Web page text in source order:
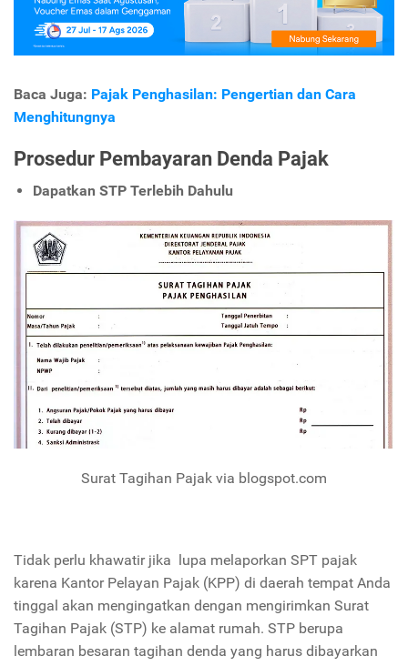
Baca Juga: Pajak Penghasilan: Pengertian dan Cara
Menghitungnya
Prosedur Pembayaran Denda Pajak
Dapatkan STP Terlebih Dahulu
Surat Tagihan Pajak via blogspot.com
Tidak perlu khawatir jika lupa melaporkan SPT pajak
karena Kantor Pelayan Pajak (KPP) di daerah tempat Anda
tinggal akan mengingatkan dengan mengirimkan Surat
Tagihan Pajak (STP) ke alamat rumah. STP berupa
lembaran besaran tagihan denda yang harus dibayarkan